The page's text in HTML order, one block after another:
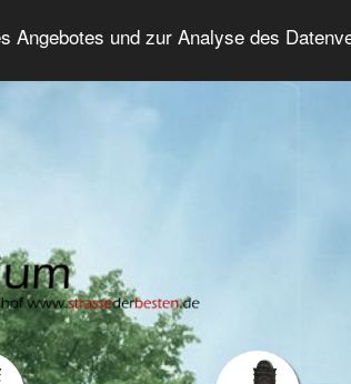
und zur Analyse des
Erweiterte Suche Anmelden